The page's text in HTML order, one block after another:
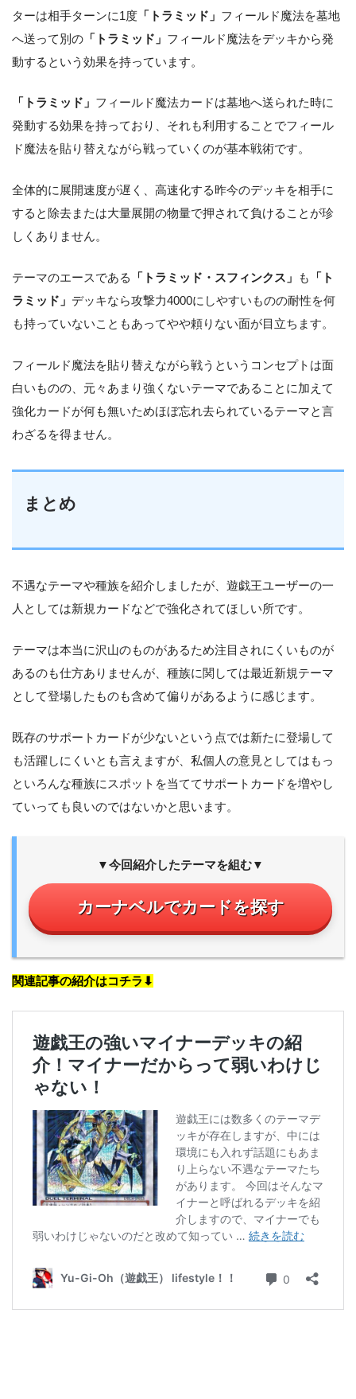
ターは相手ターンに1度 「トラミッド」 フィールド魔法を墓地
へ送って別の 「トラミッド」 フィールド魔法をデッキから発
動するという効果を持っています。
「トラミッド」 フィールド魔法カードは墓地へ送られた時に
発動する効果を持っており、それも利用することでフィール
ド魔法を貼り替えながら戦っていくのが基本戦術です。
全体的に展開速度が遅く、高速化する昨今のデッキを相手に
すると除去または大量展開の物量で押されて負けることが珍
しくありません。
テーマのエースである 「トラミッド・スフィンクス」 も
「ト
ラミッド」 デッキなら攻撃力4000にしやすいものの耐性を何
も持っていないこともあってやや頼りない面が目立ちます。
フィールド魔法を貼り替えながら戦うというコンセプトは面
白いものの、元々あまり強くないテーマであることに加えて
強化カードが何も無いためほぼ忘れ去られているテーマと言
わざるを得ません。
まとめ
不遇なテーマや種族を紹介しましたが、遊戯王ユーザーの一
人としては新規カードなどで強化されてほしい所です。
テーマは本当に沢山のものがあるため注目されにくいものが
あるのも仕方ありませんが、種族に関しては最近新規テーマ
として登場したものも含めて偏りがあるように感じます。
既存のサポートカードが少ないという点では新たに登場して
も活躍しにくいとも言えますが、私個人の意見としてはもっ
といろんな種族にスポットを当ててサポートカードを増やし
ていっても良いのではないかと思います。
▼今回紹介したテーマを組む▼
カーナベルでカードを探す
関連記事の紹介はコチラ⬇︎